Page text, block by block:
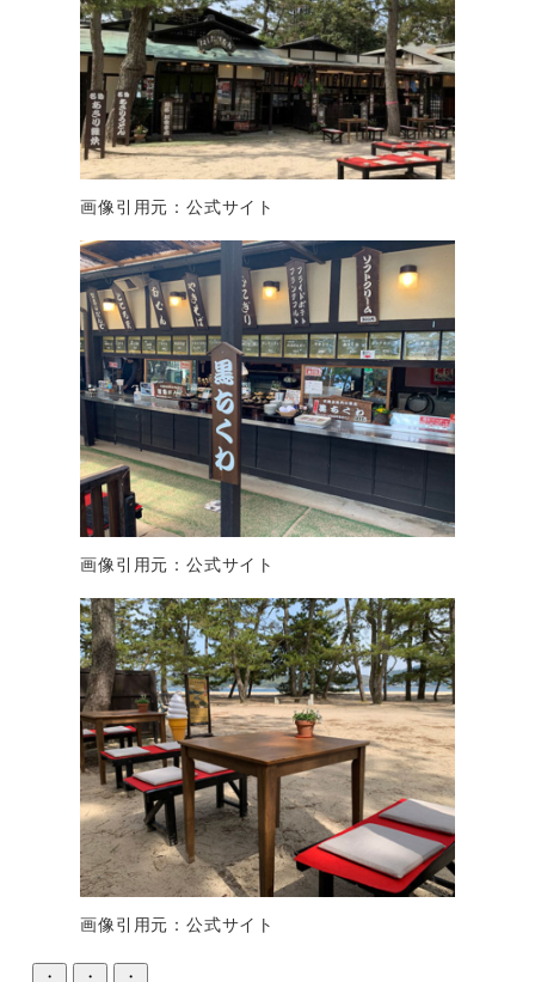
画像引用元：公式サイト
画像引用元：公式サイト
画像引用元：公式サイト
・ ・ ・